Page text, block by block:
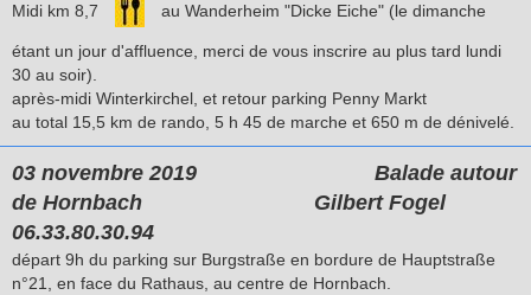
Midi km 8,7
au Wanderheim "Dicke Eiche" (le dimanche
étant un jour d'affluence, merci de vous inscrire au plus tard lundi
30 au soir).
après-midi Winterkirchel, et retour parking Penny Markt
au total 15,5 km de rando, 5 h 45 de marche et 650 m de dénivelé.
03 novembre 2019 Balade autour
de Hornbach
Gilbert Fogel
06.33.80.30.94
départ 9h du parking sur Burgstraße en bordure de Hauptstraße
n°21, en face du Rathaus, au centre de Hornbach.